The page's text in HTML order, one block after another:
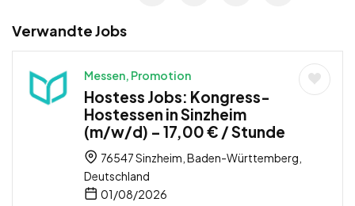
Verwandte Jobs
Messen, Promotion
Hostess Jobs: Kongress-
Hostessen in Sinzheim
(m/w/d) – 17,00 € / Stunde
76547 Sinzheim, Baden-Württemberg,
Deutschland
01/08/2026